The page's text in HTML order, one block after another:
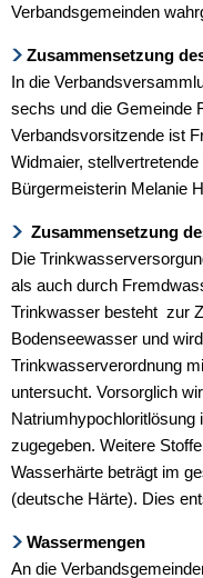
Verbandsgemeinden
Zusammensetzung
In die
sechs und die Gemeinde
Verbandsvorsitzende ist
Widmaier,
Bürgermeisterin Melanie
Zusammensetzung
Die
als auch durch
Trinkwasser besteht zur
Bodenseewasser und
Trinkwasserverordnung
untersucht. Vorsorglich
Natriumhypochloritlösung
zugegeben. Weitere
Wasserhärte beträgt im
(deutsche Härte). Dies
Wassermengen
An die